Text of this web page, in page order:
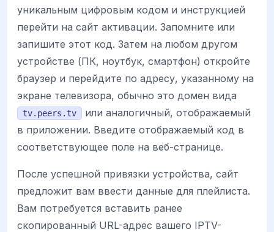
уникальным цифровым кодом и инструкцией
перейти на сайт активации. Запомните или
запишите этот код. Затем на любом другом
устройстве (ПК, ноутбук, смартфон) откройте
браузер и перейдите по адресу, указанному на
экране телевизора, обычно это домен вида
tv.peers.tv
или аналогичный, отображаемый
в приложении. Введите отображаемый код в
соответствующее поле на веб-странице.
После успешной привязки устройства, сайт
предложит вам ввести данные для плейлиста.
Вам потребуется вставить ранее
скопированный URL-адрес вашего IPTV-